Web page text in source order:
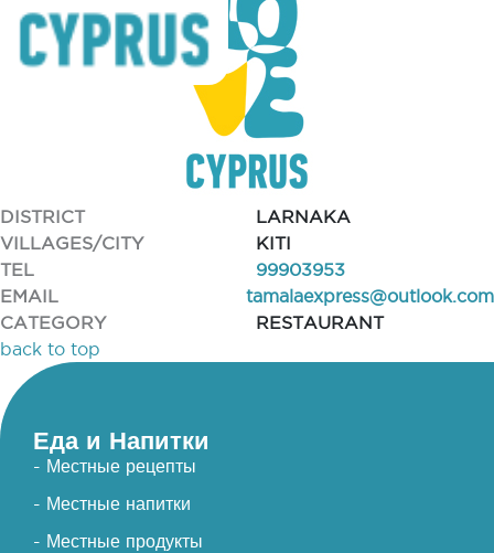
DISTRICT
LARNAKA
VILLAGES/CITY
KITI
TEL
99903953
EMAIL
tamalaexpress@outlook.com
CATEGORY
RESTAURANT
back to top
Еда и Напитки
- Местные рецепты
- Местные напитки
- Местные продукты